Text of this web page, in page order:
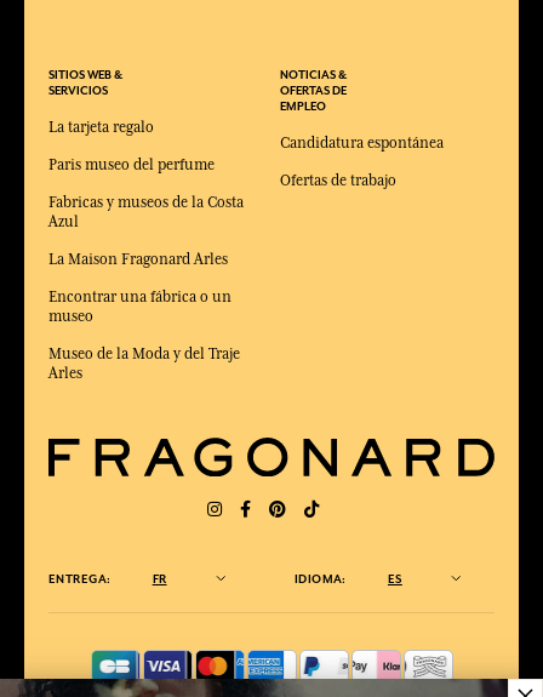
SITIOS WEB &
SERVICIOS
La tarjeta regalo
Paris museo del perfume
Fabricas y museos de la Costa
Azul
La Maison Fragonard Arles
Encontrar una fábrica o un
museo
Museo de la Moda y del Traje
Arles
NOTICIAS &
OFERTAS DE
EMPLEO
Candidatura espontánea
Ofertas de trabajo
ENTREGA: FR IDIOMA: ES